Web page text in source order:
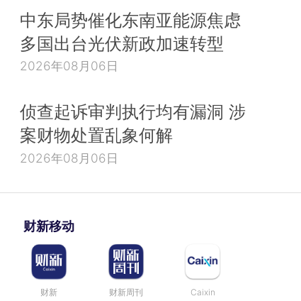
中东局势催化东南亚能源焦虑
多国出台光伏新政加速转型
2026年08月06日
侦查起诉审判执行均有漏洞 涉
案财物处置乱象何解
2026年08月06日
财新移动
财新 财新周刊 Caixin